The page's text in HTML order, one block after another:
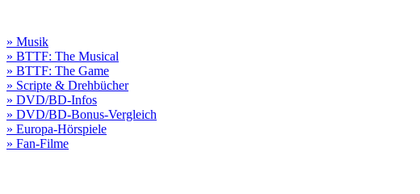
» Musik
» BTTF: The Musical
» BTTF: The Game
» Scripte & Drehbücher
» DVD/BD-Infos
» DVD/BD-Bonus-Vergleich
» Europa-Hörspiele
» Fan-Filme